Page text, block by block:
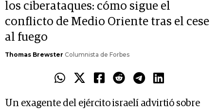
los ciberataques: cómo sigue el
conflicto de Medio Oriente tras el cese
al fuego
Thomas Brewster Columnista de Forbes
Un exagente del ejército israelí advirtió sobre